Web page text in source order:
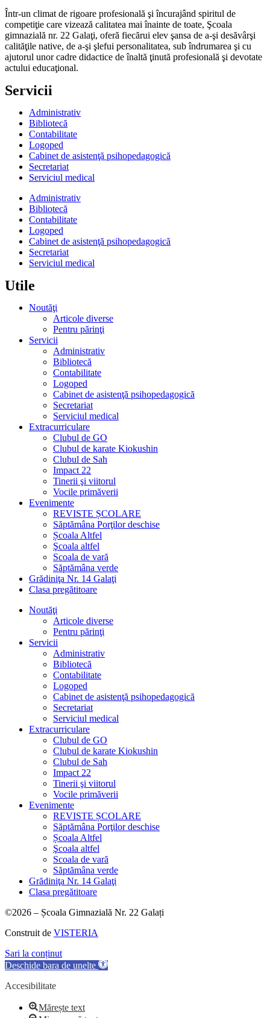
Într-un climat de rigoare profesională şi încurajând spiritul de
competiţie care vizează calitatea mai înainte de toate, Şcoala
gimnazială nr. 22 Galaţi, oferă fiecărui elev şansa de a-şi desăvârşi
calităţile native, de a-şi şlefui personalitatea, sub îndrumarea şi cu
ajutorul unor cadre didactice de înaltă ţinută profesională şi devotate
actului educaţional.
Servicii
Administrativ
Bibliotecă
Contabilitate
Logoped
Cabinet de asistenţă psihopedagogică
Secretariat
Serviciul medical
Administrativ
Bibliotecă
Contabilitate
Logoped
Cabinet de asistenţă psihopedagogică
Secretariat
Serviciul medical
Utile
Noutăţi
Articole diverse
Pentru părinţi
Servicii
Administrativ
Bibliotecă
Contabilitate
Logoped
Cabinet de asistenţă psihopedagogică
Secretariat
Serviciul medical
Extracurriculare
Clubul de GO
Clubul de karate Kiokushin
Clubul de Sah
Impact 22
Tinerii şi viitorul
Vocile primăverii
Evenimente
REVISTE ȘCOLARE
Săptămâna Porţilor deschise
Școala Altfel
Şcoala altfel
Scoala de vară
Săptămâna verde
Grădiniţa Nr. 14 Galaţi
Clasa pregătitoare
Noutăţi
Articole diverse
Pentru părinţi
Servicii
Administrativ
Bibliotecă
Contabilitate
Logoped
Cabinet de asistenţă psihopedagogică
Secretariat
Serviciul medical
Extracurriculare
Clubul de GO
Clubul de karate Kiokushin
Clubul de Sah
Impact 22
Tinerii şi viitorul
Vocile primăverii
Evenimente
REVISTE ȘCOLARE
Săptămâna Porţilor deschise
Școala Altfel
Şcoala altfel
Scoala de vară
Săptămâna verde
Grădiniţa Nr. 14 Galaţi
Clasa pregătitoare
©2026 – Școala Gimnazială Nr. 22 Galați
Construit de VISTERIA
Sari la conținut
Deschide bara de unelte
Accesibilitate
Mărește text